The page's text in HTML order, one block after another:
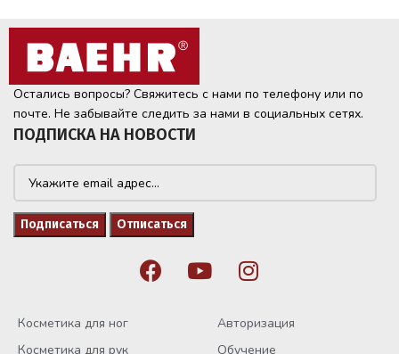
Остались вопросы? Свяжитесь с нами по телефону или по
почте. Не забывайте следить за нами в социальных сетях.
ПОДПИСКА НА НОВОСТИ
Косметика для ног
Косметика для рук
Авторизация
Обучение